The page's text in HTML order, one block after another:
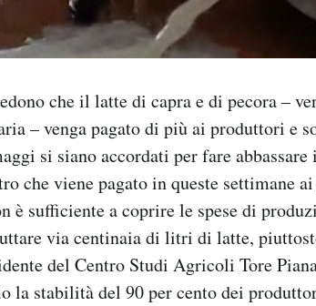
che il latte di capra e di pecora –
– venga pagato di più ai produttori e
si siano accordati per fare
che viene pagato in queste settimane
è sufficiente a coprire le spese di
via centinaia di litri di latte,
del Centro Studi Agricoli Tore
la stabilità del 90 per cento dei